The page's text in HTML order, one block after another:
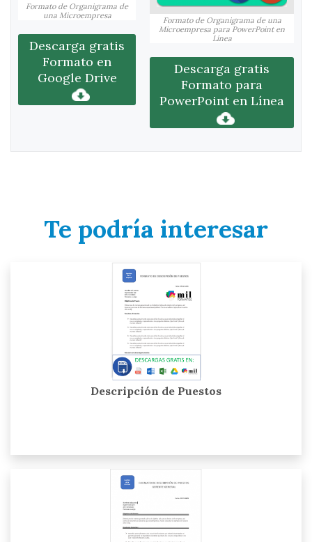
Formato de Organigrama de
una Microempresa
Descarga gratis
Formato en
Google Drive
Formato de Organigrama de una
Microempresa para PowerPoint en
Línea
Descarga gratis
Formato para
PowerPoint en Línea
Te podría interesar
Descripción de Puestos